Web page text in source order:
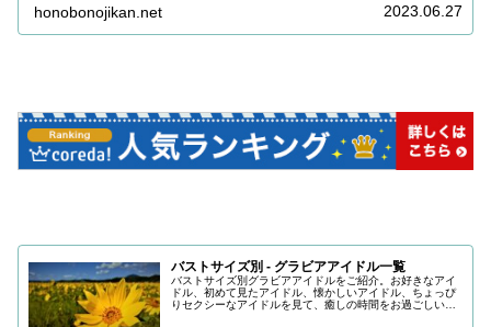
honobonojikan.net 2023.06.27
バストサイズ別 - グラビアアイドル一覧
バストサイズ別グラビアアイドルをご紹介。お好きなアイ
ドル、初めて見たアイドル、懐かしいアイドル、ちょっぴ
りセクシーなアイドルを見て、癒しの時間をお過ごしいた